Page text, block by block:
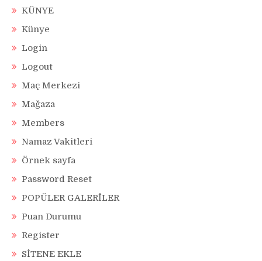
KÜNYE
Künye
Login
Logout
Maç Merkezi
Mağaza
Members
Namaz Vakitleri
Örnek sayfa
Password Reset
POPÜLER GALERİLER
Puan Durumu
Register
SİTENE EKLE